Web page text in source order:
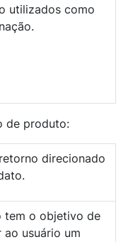
utilizados como
de produto:
direcionado
tem o objetivo de
usuário um